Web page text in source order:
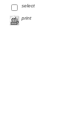
select
print